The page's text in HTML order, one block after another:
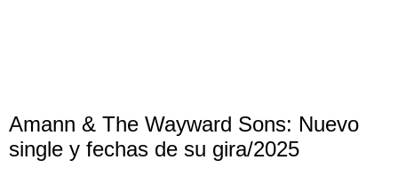
Amann & The Wayward Sons: Nuevo
single y fechas de su gira/2025